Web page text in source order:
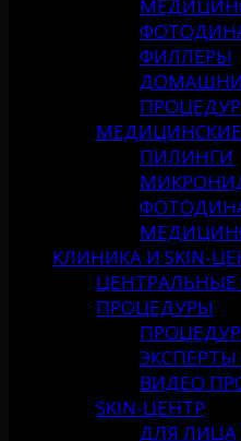
ФИЛЛЕРЫ
ПРОЦЕДУР
ПИЛИНГИ
КЛИНИКА И SKIN-
ПРОЦЕДУРЫ
ВИДЕО
SKIN-ЦЕНТР
ДЛЯ ЛИЦА